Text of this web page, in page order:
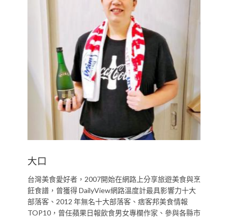
大口
台灣美食愛好者，2007開始在網路上分享旅遊美食與烹
飪食譜，曾獲得 DailyView網路溫度計最具影響力十大
部落客、2012 年無名十大部落客、痞客邦美食情報
TOP10，曾任蘋果日報飲食男女專欄作家、參與各縣市